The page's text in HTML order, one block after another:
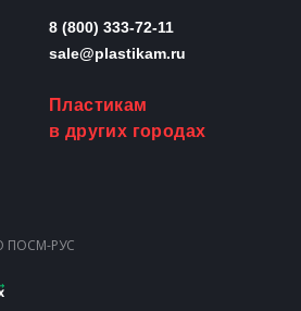
8 (800) 333-72-11
sale@plastikam.ru
Пластикам
в других городах
ПОСМ-РУС